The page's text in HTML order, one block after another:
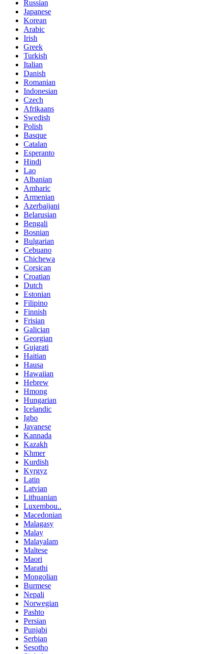
Russian
Japanese
Korean
Arabic
Irish
Greek
Turkish
Italian
Danish
Romanian
Indonesian
Czech
Afrikaans
Swedish
Polish
Basque
Catalan
Esperanto
Hindi
Lao
Albanian
Amharic
Armenian
Azerbaijani
Belarusian
Bengali
Bosnian
Bulgarian
Cebuano
Chichewa
Corsican
Croatian
Dutch
Estonian
Filipino
Finnish
Frisian
Galician
Georgian
Gujarati
Haitian
Hausa
Hawaiian
Hebrew
Hmong
Hungarian
Icelandic
Igbo
Javanese
Kannada
Kazakh
Khmer
Kurdish
Kyrgyz
Latin
Latvian
Lithuanian
Luxembou..
Macedonian
Malagasy
Malay
Malayalam
Maltese
Maori
Marathi
Mongolian
Burmese
Nepali
Norwegian
Pashto
Persian
Punjabi
Serbian
Sesotho